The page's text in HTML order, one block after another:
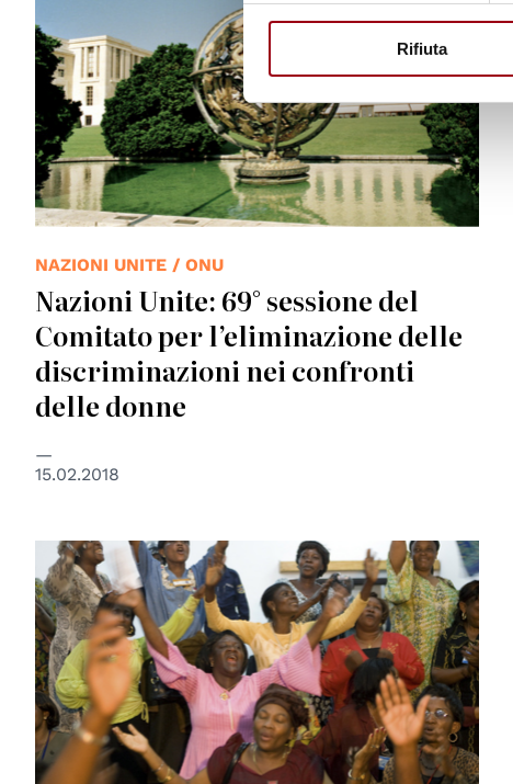
Rifiuta
NAZIONI UNITE / ONU
Nazioni Unite: 69° sessione del
Comitato per l’eliminazione delle
discriminazioni nei confronti
delle donne
15.02.2018
© UN Photo